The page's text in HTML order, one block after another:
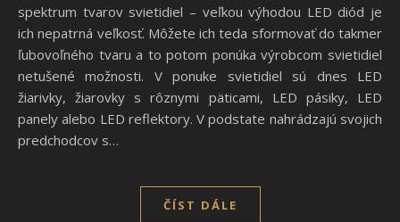
spektrum tvarov svietidiel – veľkou výhodou LED diód je
ich nepatrná veľkosť. Môžete ich teda sformovať do takmer
ľubovoľného tvaru a to potom ponúka výrobcom svietidiel
netušené možnosti. V ponuke svietidiel sú dnes LED
žiarivky, žiarovky s rôznymi päticami, LED pásiky, LED
panely alebo LED reflektory. V podstate nahrádzajú svojich
predchodcov s…
ČÍST DÁLE